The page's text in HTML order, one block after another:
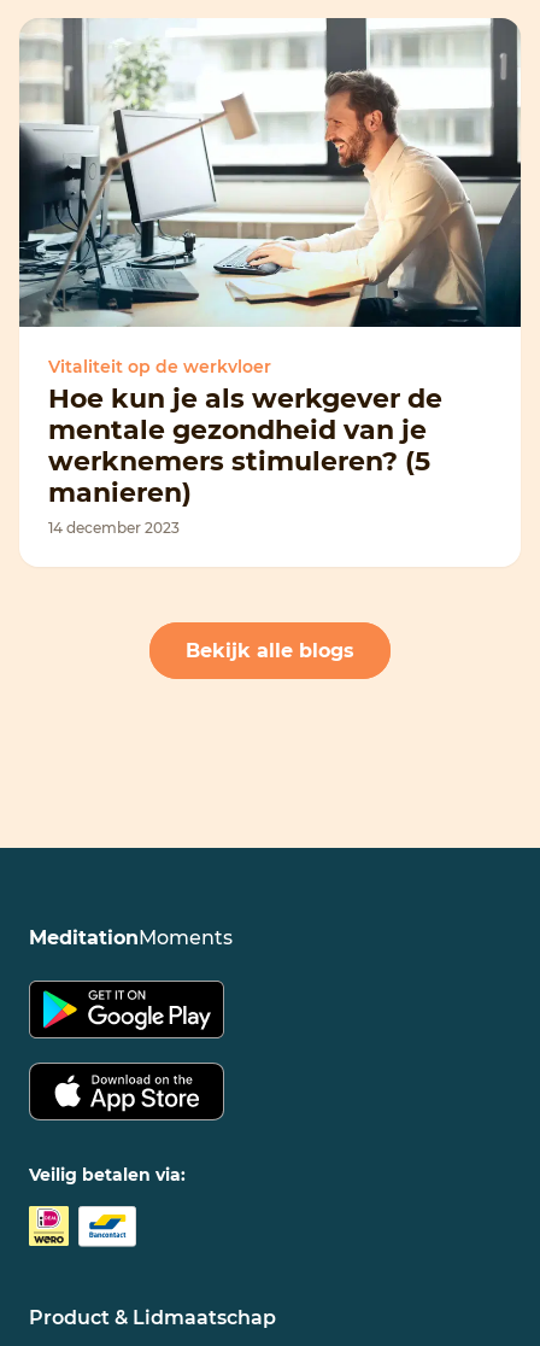
Vitaliteit op de werkvloer
Hoe kun je als werkgever de
mentale gezondheid van je
werknemers stimuleren? (5
manieren)
14 december 2023
Bekijk alle blogs
MeditationMoments
Veilig betalen via:
Product & Lidmaatschap